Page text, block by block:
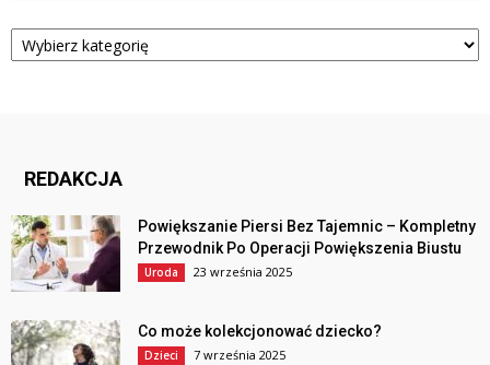
Kategorie
REDAKCJA
Powiększanie Piersi Bez Tajemnic – Kompletny
Przewodnik Po Operacji Powiększenia Biustu
Uroda 23 września 2025
Co może kolekcjonować dziecko?
Dzieci 7 września 2025